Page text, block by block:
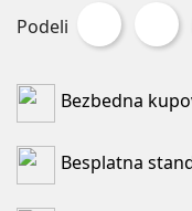
Podeli
Podeli
Bezbedna
Besplatna